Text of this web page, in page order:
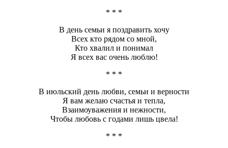
* * *
В день семьи я поздравить хочу
Всех кто рядом со мной,
Кто хвалил и понимал
Я всех вас очень люблю!
* * *
В июльский день любви, семьи и верности
Я вам желаю счастья и тепла,
Взаимоуважения и нежности,
Чтобы любовь с годами лишь цвела!
* * *